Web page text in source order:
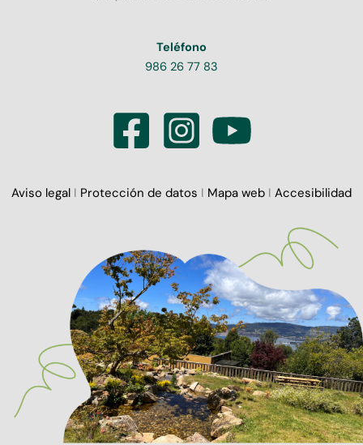
Teléfono
986 26 77 83
Aviso legal I Protección de datos I Mapa web I Accesibilidad